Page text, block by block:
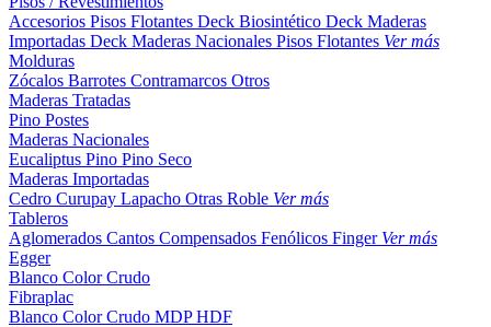
Accesorios Pisos Flotantes Deck Biosintético Deck Maderas
Importadas Deck Maderas Nacionales Pisos Flotantes Ver más
Molduras
Zócalos Barrotes Contramarcos Otros
Maderas Tratadas
Pino Postes
Maderas Nacionales
Eucaliptus Pino Pino Seco
Maderas Importadas
Cedro Curupay Lapacho Otras Roble Ver más
Tableros
Aglomerados Cantos Compensados Fenólicos Finger Ver más
Egger
Blanco ColorCrudo
Fibraplac
Blanco ColorCrudo MDPHDF